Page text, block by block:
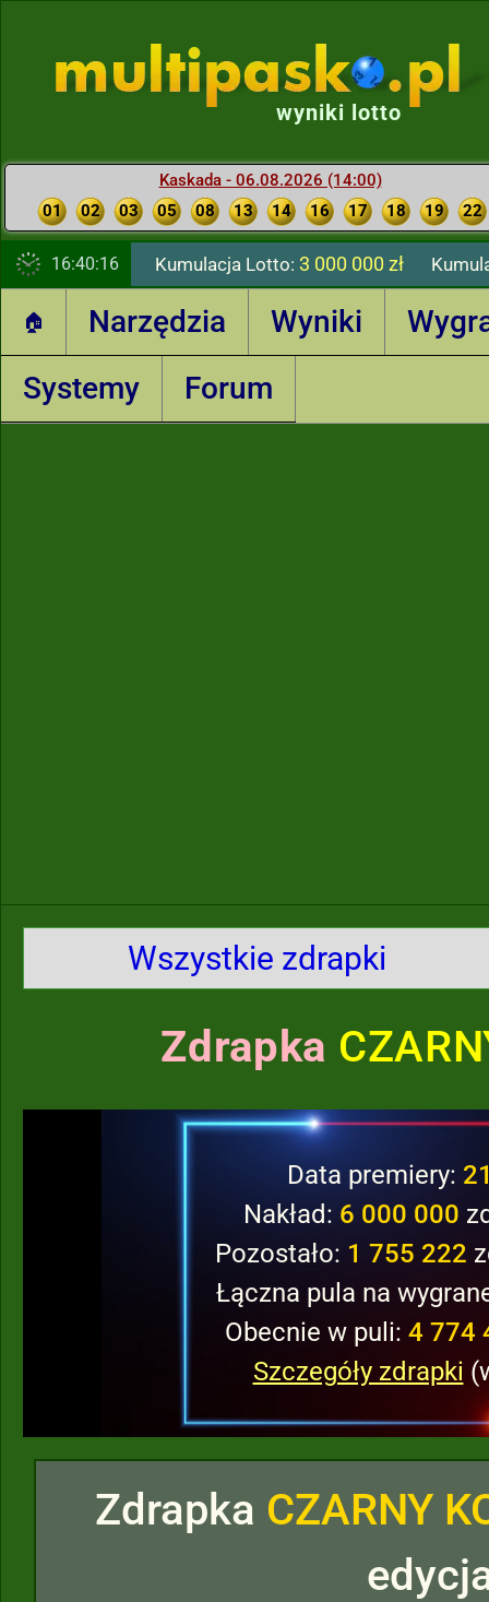
wyniki lotto
Kaskada - 06.08.2026 (14:00)
01
02 03 05 08 13 14 16 17 18 19 22
16:40:18 Kumulacja Lotto: 3 000 000 zł
🏠 Narzędzia Wyniki
Systemy
Forum
Wszystkie zdrapki
Zdrapka
Data premiery:
Nakład: 6 000 000
Pozostało: 1 755 222
Łączna pula na
Obecnie w puli: 4 774
Szczegóły zdrapki
Zdrapka CZARNY